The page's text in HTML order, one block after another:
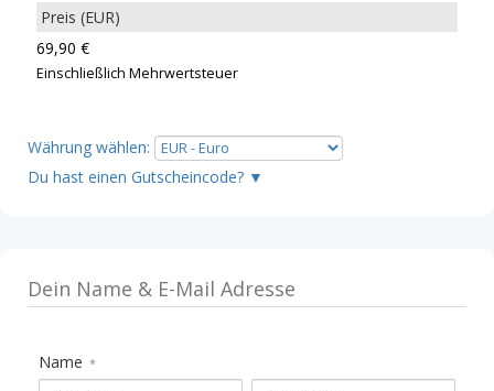
69,90 €
Einschließlich Mehrwertsteuer
Währung wählen:
▼
Name *